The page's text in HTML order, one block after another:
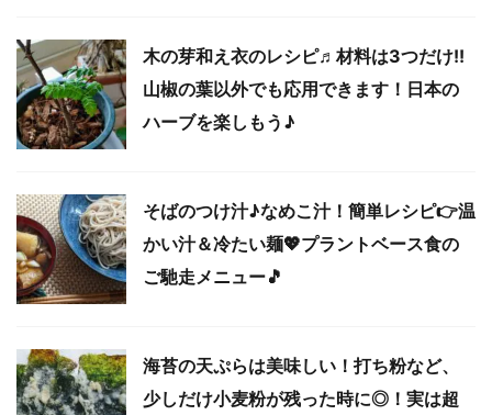
木の芽和え衣のレシピ♬材料は3つだけ!!
山椒の葉以外でも応用できます！日本の
ハーブを楽しもう♪
そばのつけ汁♪なめこ汁！簡単レシピ👉温
かい汁＆冷たい麺💖プラントベース食の
ご馳走メニュー🎵
海苔の天ぷらは美味しい！打ち粉など、
少しだけ小麦粉が残った時に◎！実は超